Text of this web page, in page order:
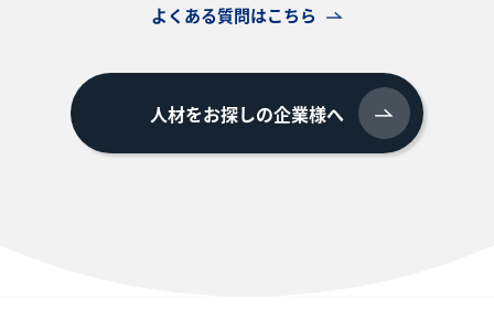
よくある質問はこちら
人材をお探しの企業様へ